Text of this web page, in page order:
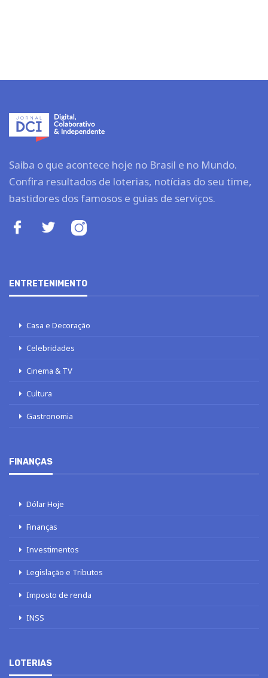
Saiba o que acontece hoje no Brasil e no Mundo.
Confira resultados de loterias, notícias do seu time,
bastidores dos famosos e guias de serviços.
ENTRETENIMENTO
Casa e Decoração
Celebridades
Cinema & TV
Cultura
Gastronomia
FINANÇAS
Dólar Hoje
Finanças
Investimentos
Legislação e Tributos
Imposto de renda
INSS
LOTERIAS